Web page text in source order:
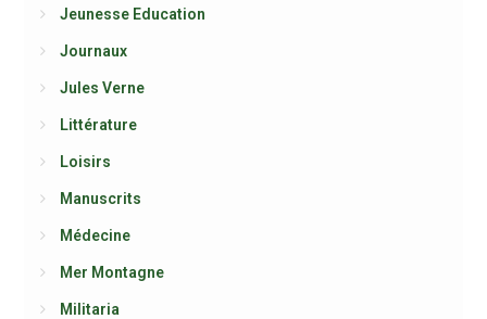
Jeunesse Education
Journaux
Jules Verne
Littérature
Loisirs
Manuscrits
Médecine
Mer Montagne
Militaria